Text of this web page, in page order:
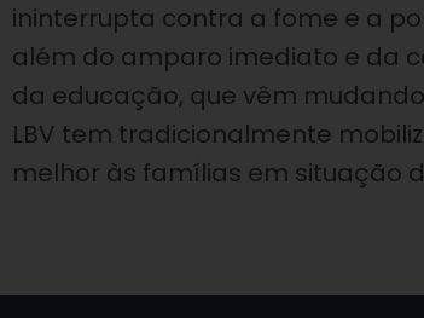
ininterrupta contra a fome e a
além do amparo imediato e da
da educação, que vêm
LBV tem tradicionalmente
melhor às famílias em situação